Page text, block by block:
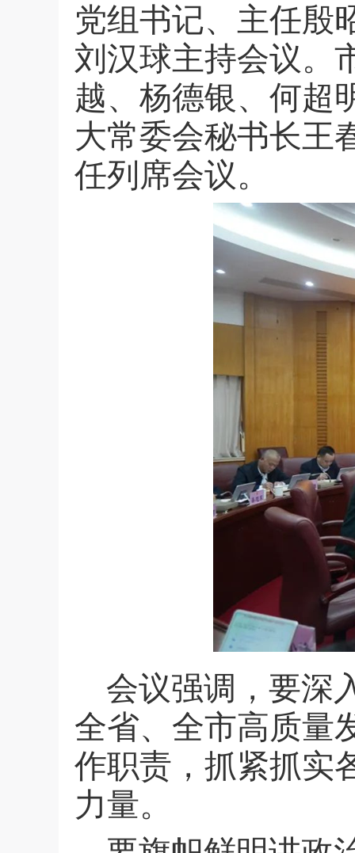
党组书记、主任殷
刘汉球主持会议。
越、杨德银、何超
大常委会秘书长王
任列席会议。
会议强调，要深
全省、全市高质量
作职责，抓紧抓实
力量。